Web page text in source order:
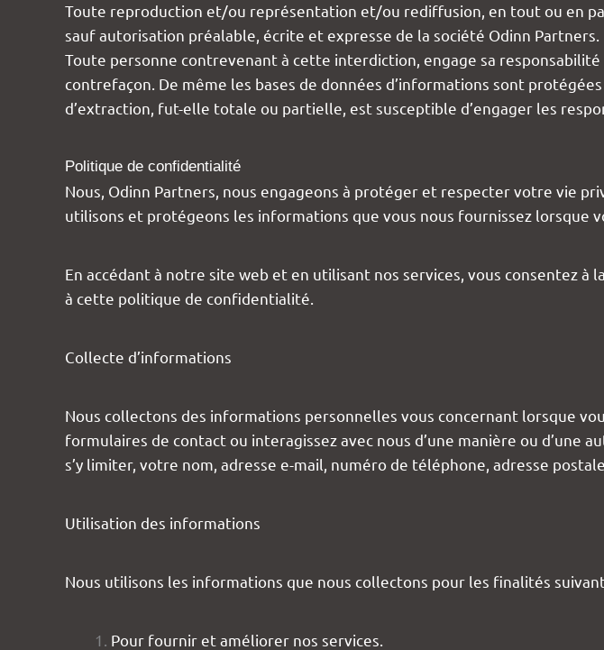
Toute reproduction et/ou représentation et/ou rediffusion, en tout ou en
sauf autorisation préalable, écrite et expresse de la société Odinn Partners.
Toute personne contrevenant à cette interdiction, engage sa
contrefaçon. De même les bases de données d’informations sont
d’extraction, fut-elle totale ou partielle, est susceptible d’engager les
Politique de confidentialité
Nous, Odinn Partners, nous engageons à protéger et respecter votre vie
utilisons et protégeons les informations que vous nous fournissez lorsque
En accédant à notre site web et en utilisant nos services, vous consentez
à cette politique de confidentialité.
Collecte d’informations
Nous collectons des informations personnelles vous concernant lorsque
formulaires de contact ou interagissez avec nous d’une manière ou d’une
s’y limiter, votre nom, adresse e-mail, numéro de téléphone, adresse
Utilisation des informations
Nous utilisons les informations que nous collectons pour les finalités
Pour fournir et améliorer nos services.